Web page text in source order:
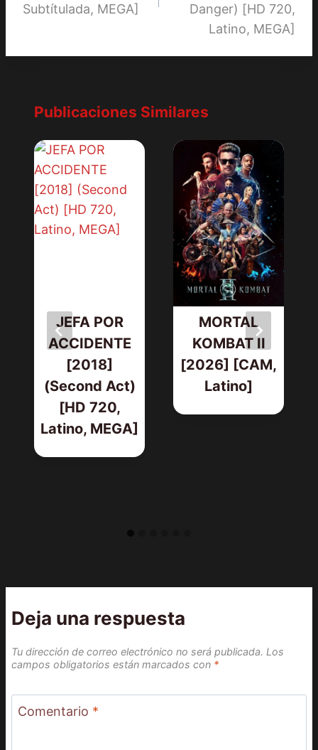
Subtítulada, MEGA]
Danger) [HD 720,
Latino, MEGA]
Publicaciones Similares
JEFA POR
ACCIDENTE
[2018]
(Second Act)
[HD 720,
Latino, MEGA]
MORTAL
KOMBAT II
[2026] [CAM,
Latino]
Deja una respuesta
Tu dirección de correo electrónico no será publicada. Los
campos obligatorios están marcados con *
Comentario *